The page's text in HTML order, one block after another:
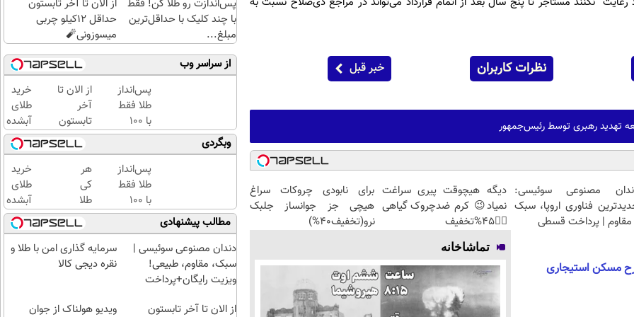
نظرات کاربران خبر قبل
تهدید رهبری توسط رئیس‌جمهور
مصنوعی سوئیسی:
فناوری اروپا، سبک
مقاوم | پرداخت قسطی
دیگه هیچوقت پیری سراغت
نمیاد😉 کرم ضدچروک گیاهی
👈🏻45%تخفیف
برای نابودی چروکات سراغ
هیچی جز جوانساز جلبک
نرو(تخفیف40%)
مسکن استیجاری
تماشاخانه
پس‌اندازت رو طلا کن! فقط
با چند کلیک با حداقل‌ترین
مبلغ...
از الان تا آخر تابستون
حداقل 12کیلو چربی
میسوزونی🧨
از سراسر وب
پس‌انداز
طلا فقط
با ۱۰۰
هزارتومان
(امن و
راحت)
از الان تا
آخر
تابستون
حداقل
12کیلو
چربی
میسوزونی
🧨
خرید
طلای
آبشده
حتی با
۱۰۰هزارتومان
وبگردی
پس‌انداز
طلا فقط
با ۱۰۰
هزارتومان
(امن و
راحت)
هر
کی
طلا
داره،
غم
نداره!
😊💎
چند
خرید
طلای
آبشده
حتی با
۱۰۰هزارتومان
مطالب پیشنهادی
دندان مصنوعی سوئیسی |
سبک، مقاوم، طبیعی!
ویزیت رایگان+پرداخت
سرمایه گذاری امن با طلا و
نقره دیجی کالا
از الان تا آخر تابستون
ویدیو هولناک از جوان